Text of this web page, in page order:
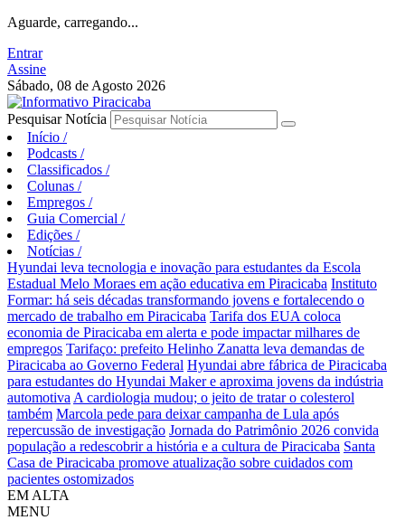
Aguarde, carregando...
Entrar
Assine
Sábado, 08 de Agosto 2026
Pesquisar Notícia
Início /
Podcasts /
Classificados /
Colunas /
Empregos /
Guia Comercial /
Edições /
Notícias /
Hyundai leva tecnologia e inovação para estudantes da Escola
Estadual Melo Moraes em ação educativa em Piracicaba Instituto
Formar: há seis décadas transformando jovens e fortalecendo o
mercado de trabalho em Piracicaba Tarifa dos EUA coloca
economia de Piracicaba em alerta e pode impactar milhares de
empregos Tarifaço: prefeito Helinho Zanatta leva demandas de
Piracicaba ao Governo Federal Hyundai abre fábrica de Piracicaba
para estudantes do Hyundai Maker e aproxima jovens da indústria
automotiva A cardiologia mudou; o jeito de tratar o colesterol
também Marcola pede para deixar campanha de Lula após
repercussão de investigação Jornada do Patrimônio 2026 convida
população a redescobrir a história e a cultura de Piracicaba Santa
Casa de Piracicaba promove atualização sobre cuidados com
pacientes ostomizados
EM ALTA
MENU